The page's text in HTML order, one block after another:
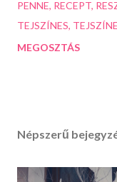
PENNE RECEPT
TEJSZÍNES
MEGOSZTÁS
Népszerű